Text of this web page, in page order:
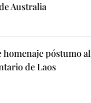
Australia
póstumo al
de Laos